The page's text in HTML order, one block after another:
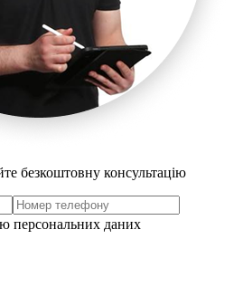
безкоштовну консультацію
персональних даних